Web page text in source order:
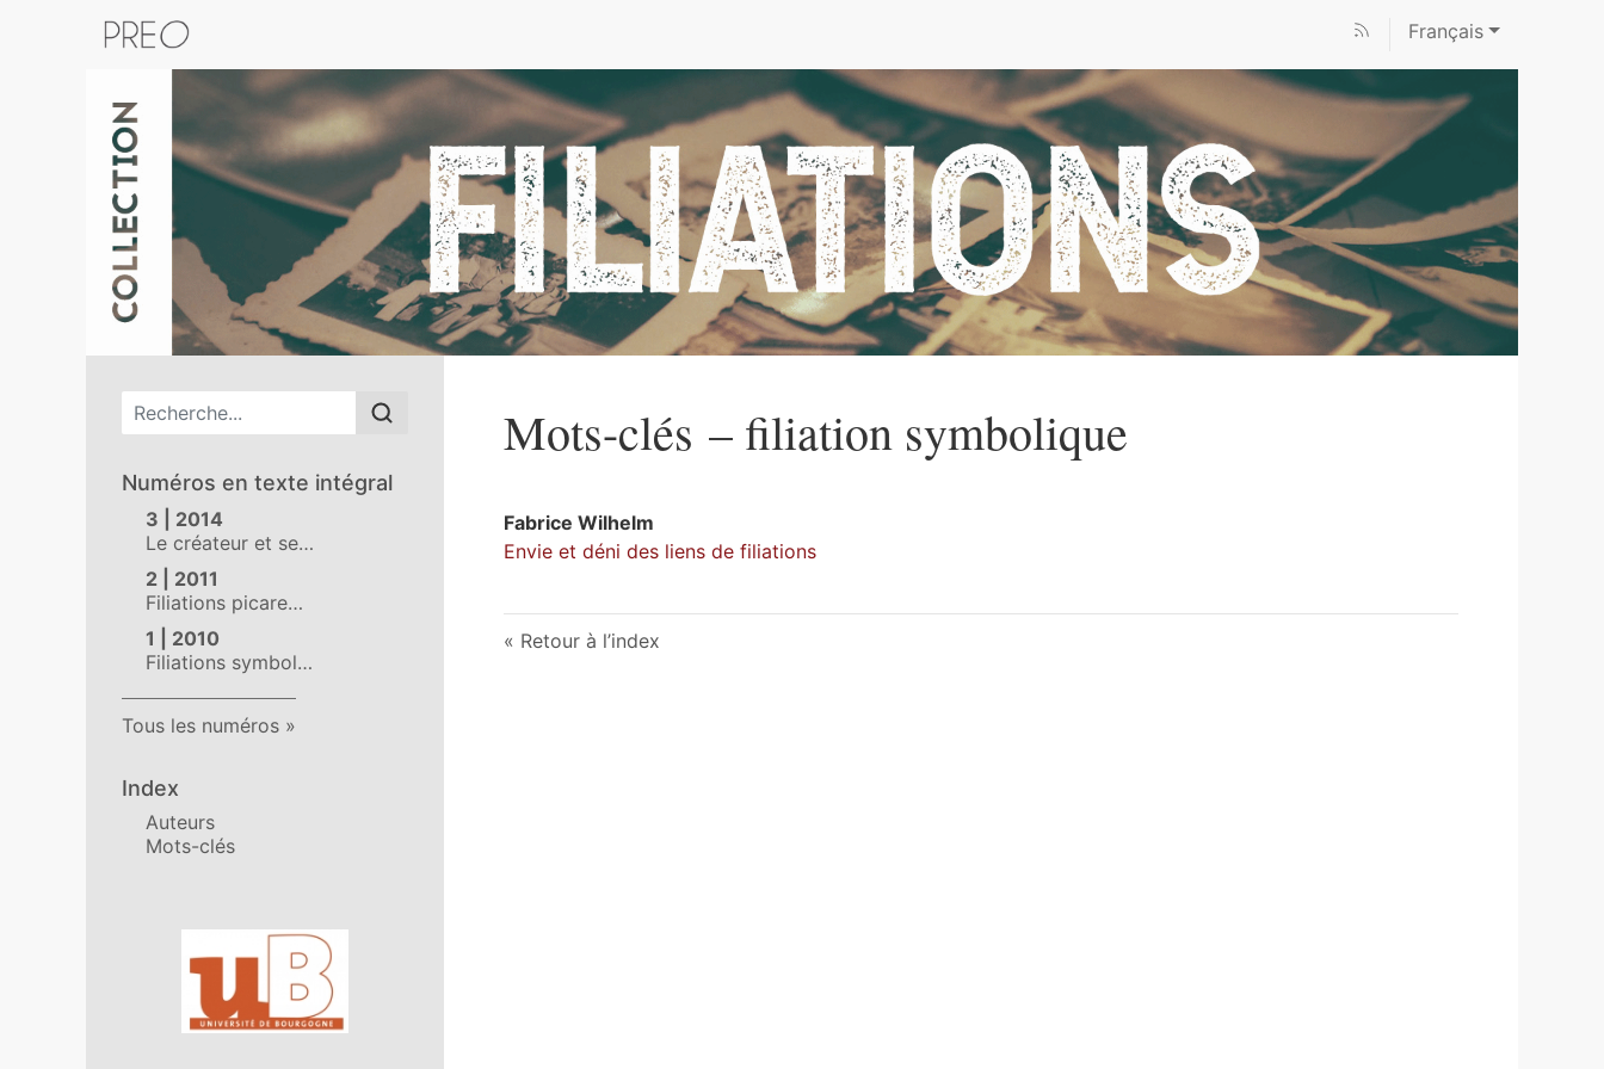
Français
Menu principal
Numéros en texte intégral
3 | 2014
Le créateur et se…
2 | 2011
Filiations picare…
1 | 2010
Filiations symbol…
Tous les numéros
Index
Auteurs
Mots-clés
Affiliations/partenaires
Mots-clés – filiation symbolique
Fabrice Wilhelm
Envie et déni des liens de filiations
Retour à l’index